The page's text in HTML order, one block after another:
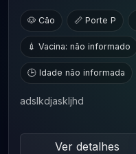
🐶 Cão 📏 Porte P
💉 Vacina: não informado
🕒 Idade não informada
adslkdjaskljhd
Ver detalhes